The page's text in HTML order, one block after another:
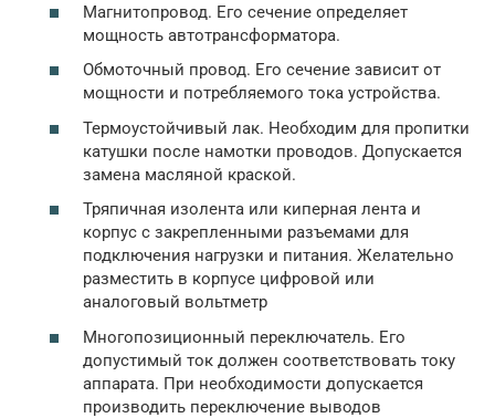
Магнитопровод. Его сечение определяет
мощность автотрансформатора.
Обмоточный провод. Его сечение зависит от
мощности и потребляемого тока устройства.
Термоустойчивый лак. Необходим для пропитки
катушки после намотки проводов. Допускается
замена масляной краской.
Тряпичная изолента или киперная лента и
корпус с закрепленными разъемами для
подключения нагрузки и питания. Желательно
разместить в корпусе цифровой или
аналоговый вольтметр
Многопозиционный переключатель. Его
допустимый ток должен соответствовать току
аппарата. При необходимости допускается
производить переключение выводов